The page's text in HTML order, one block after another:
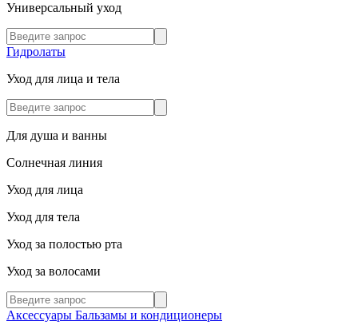
Универсальный уход
Гидролаты
Уход для лица и тела
Для душа и ванны
Солнечная линия
Уход для лица
Уход для тела
Уход за полостью рта
Уход за волосами
Аксессуары Бальзамы и кондиционеры